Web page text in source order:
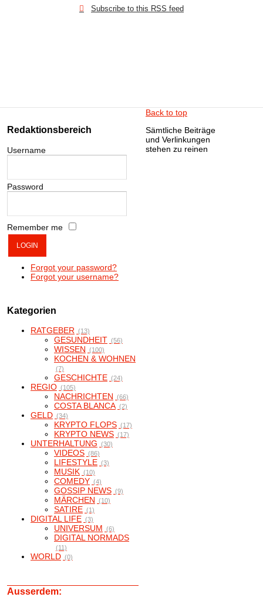
Subscribe to this RSS feed
Redaktionsbereich
Username
Password
Remember me
Forgot your password?
Forgot your username?
Kategorien
RATGEBER (13)
GESUNDHEIT (56)
WISSEN (100)
KOCHEN & WOHNEN
(7)
GESCHICHTE (24)
REGIO (105)
NACHRICHTEN (66)
COSTA BLANCA (2)
GELD (34)
KRYPTO FLOPS (17)
KRYPTO NEWS (17)
UNTERHALTUNG (30)
VIDEOS (86)
LIFESTYLE (3)
MUSIK (10)
COMEDY (4)
GOSSIP NEWS (9)
MÄRCHEN (10)
SATIRE (1)
DIGITAL LIFE (3)
UNIVERSUM (6)
DIGITAL NORMADS
(11)
WORLD (0)
Ausserdem:
Back to top
Sämtliche Beiträge
und Verlinkungen
stehen zu reinen